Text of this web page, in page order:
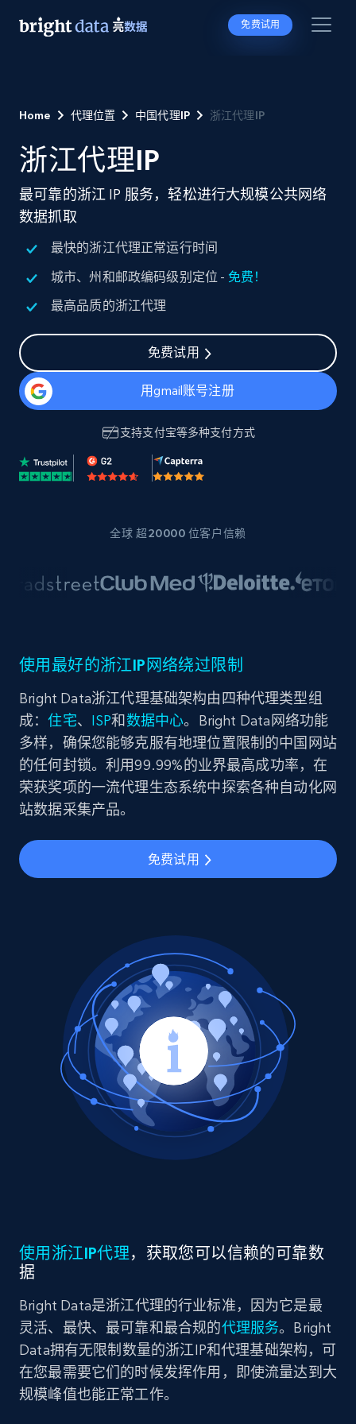
免费试用
Home 代理位置 中国代理IP 浙江代理IP
浙江代理IP
最可靠的浙江 IP 服务，轻松进行大规模公共网络
数据抓取
最快的浙江代理正常运行时间
城市、州和邮政编码级别定位 - 免费！
最高品质的浙江代理
免费试用
用gmail账号注册
支持支付宝等多种支付方式
全球 超20000 位客户信赖
使用最好的浙江IP网络绕过限制
Bright Data浙江代理基础架构由四种代理类型组
成：住宅、 ISP和 数据中心。Bright Data网络功能
多样，确保您能够克服有地理位置限制的中国网站
的任何封锁。利用99.99%的业界最高成功率，在
荣获奖项的一流代理生态系统中探索各种自动化网
站数据采集产品。
免费试用
使用浙江IP代理，获取您可以信赖的可靠数
据
Bright Data是浙江代理的行业标准，因为它是最
灵活、最快、最可靠和最合规的代理服务。Bright
Data拥有无限制数量的浙江IP和代理基础架构，可
在您最需要它们的时候发挥作用，即使流量达到大
规模峰值也能正常工作。